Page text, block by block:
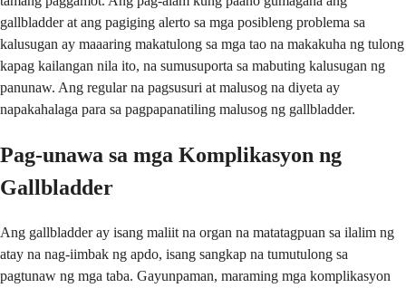
gallbladder at ang pagiging alerto sa mga posibleng problema sa
kalusugan ay maaaring makatulong sa mga tao na makakuha ng tulong
kapag kailangan nila ito, na sumusuporta sa mabuting kalusugan ng
panunaw. Ang regular na pagsusuri at malusog na diyeta ay
napakahalaga para sa pagpapanatiling malusog ng gallbladder.
Pag-unawa sa mga Komplikasyon ng
Gallbladder
Ang gallbladder ay isang maliit na organ na matatagpuan sa ilalim ng
atay na nag-iimbak ng apdo, isang sangkap na tumutulong sa
pagtunaw ng mga taba. Gayunpaman, maraming mga komplikasyon